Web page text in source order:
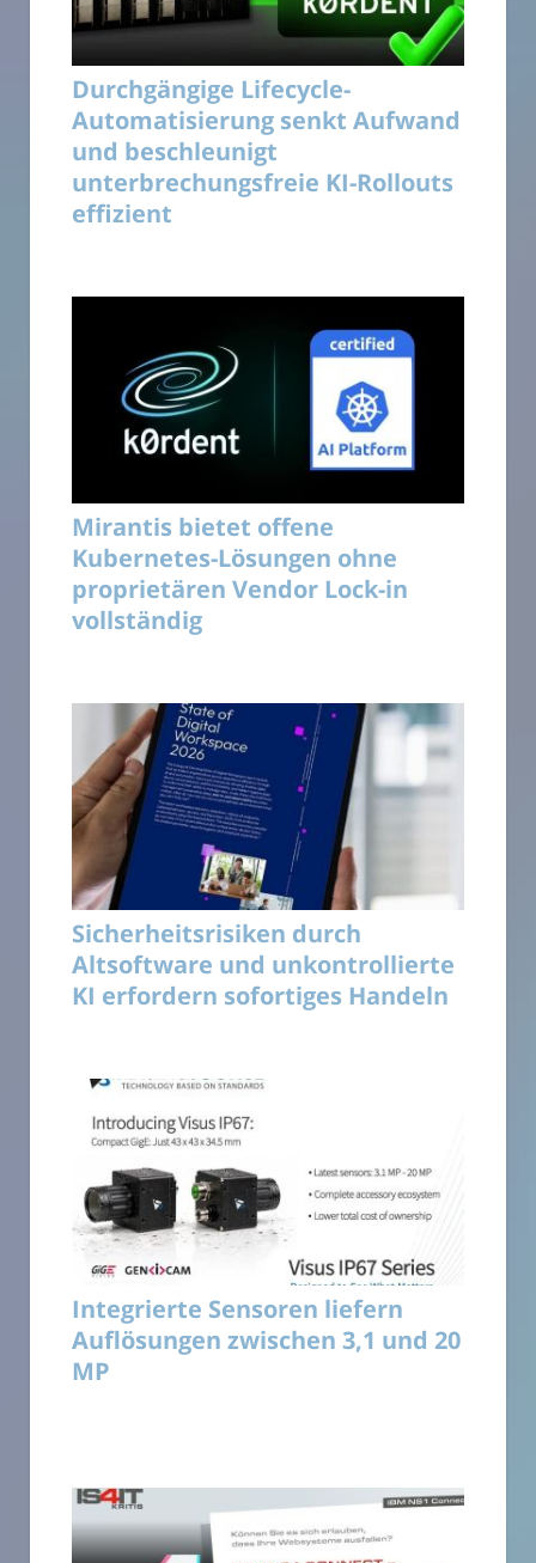
Durchgängige Lifecycle-
Automatisierung senkt Aufwand
und beschleunigt
unterbrechungsfreie KI-Rollouts
effizient
Mirantis bietet offene
Kubernetes-Lösungen ohne
proprietären Vendor Lock-in
vollständig
Sicherheitsrisiken durch
Altsoftware und unkontrollierte
KI erfordern sofortiges Handeln
Integrierte Sensoren liefern
Auflösungen zwischen 3,1 und 20
MP